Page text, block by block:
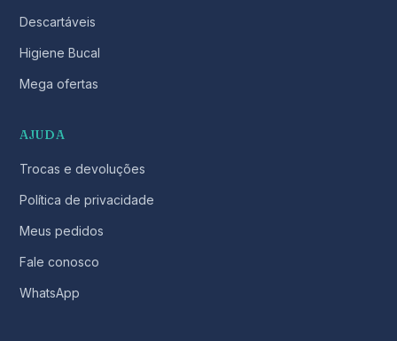
Descartáveis
Higiene Bucal
Mega ofertas
AJUDA
Trocas e devoluções
Política de privacidade
Meus pedidos
Fale conosco
WhatsApp